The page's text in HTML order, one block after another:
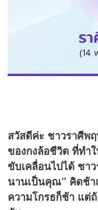
สวัสดีค่ะ ชาวราศีพ
ของกงล้อชีวิต ที่ทำ
ขับเคลื่อนไปได้ ชา
นานเป็นคุณ” คิดช้
ความโกรธก็ช้า แต่